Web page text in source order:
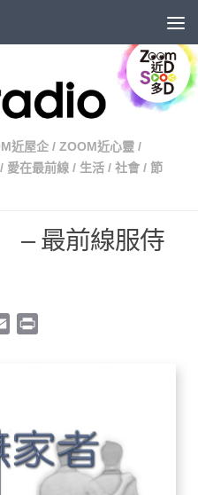
近屋企 / ZOOM近心靈 /
/ 愛在最前線 / 生活 / 社會 / 節
– 最前線服侍
Email